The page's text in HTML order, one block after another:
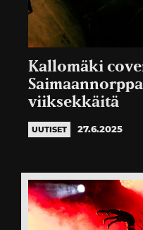
Kallomäki
viiksekkäitä
UUTISET 27.6.2025